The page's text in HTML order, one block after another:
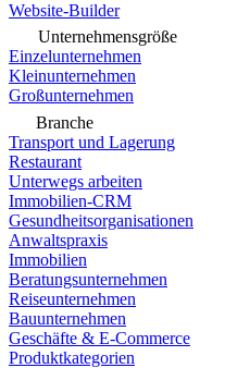
Website-Builder
Unternehmensgröße
Einzelunternehmen
Kleinunternehmen
Großunternehmen
Branche
Transport und Lagerung
Restaurant
Unterwegs arbeiten
Immobilien-CRM
Gesundheitsorganisationen
Anwaltspraxis
Immobilien
Beratungsunternehmen
Reiseunternehmen
Bauunternehmen
Geschäfte & E-Commerce
Produktkategorien